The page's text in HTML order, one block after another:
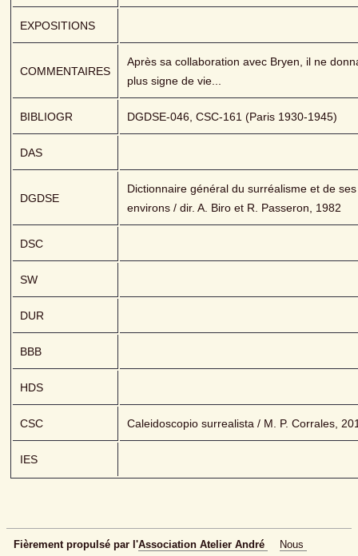
EXPOSITIONS
COMMENTAIRES
Après sa collaboration avec Bryen, il ne
plus signe de vie...
BIBLIOGR DGDSE-046, CSC-161 (Paris 1930-1945)
DAS
DGDSE
Dictionnaire général du surréalisme et de ses
environs / dir. A. Biro et R. Passeron, 1982
DSC
SW
DUR
BBB
HDS
CSC Caleidoscopio surrealista / M. P. Corrales,
IES
Fièrement propulsé par l'Association Atelier André Nous